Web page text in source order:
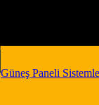
Güneş Paneli